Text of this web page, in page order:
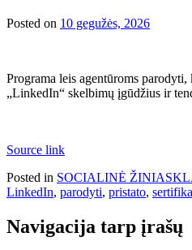
Posted on 10 gegužės, 2026
Programa leis agentūroms parodyti,
„LinkedIn“ skelbimų įgūdžius ir
Source link
Posted in SOCIALINĖ
LinkedIn, parodyti, pristato,
Navigacija tarp įrašų